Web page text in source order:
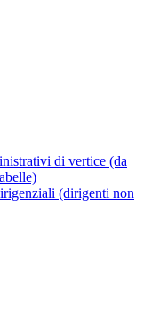
di vertice (da
(dirigenti non